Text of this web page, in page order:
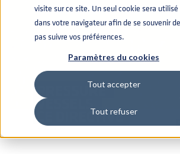
visite sur ce site. Un seul cookie sera utilisé
dans votre navigateur afin de se souvenir
pas suivre vos préférences.
Paramètres du cookies
Tout accepter
Tout refuser